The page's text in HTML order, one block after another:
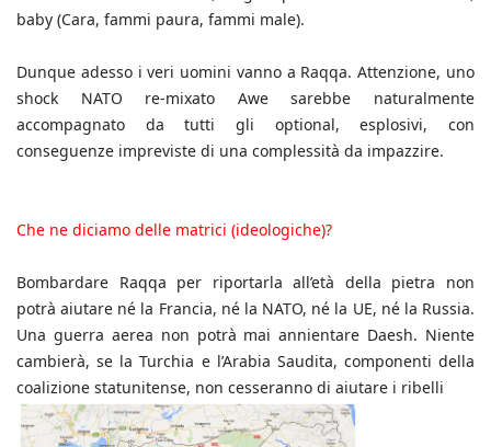
baby (Cara, fammi paura, fammi male).
Dunque adesso i veri uomini vanno a Raqqa. Attenzione, uno
shock NATO re-mixato Awe sarebbe naturalmente
accompagnato da tutti gli optional, esplosivi, con
conseguenze impreviste di una complessità da impazzire.
Che ne diciamo delle matrici (ideologiche)?
Bombardare Raqqa per riportarla all’età della pietra non
potrà aiutare né la Francia, né la NATO, né la UE, né la Russia.
Una guerra aerea non potrà mai annientare Daesh. Niente
cambierà, se la Turchia e l’Arabia Saudita, componenti della
coalizione statunitense, non cesseranno di aiutare i ribelli